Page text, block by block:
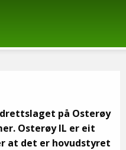
på Osterøy
Osterøy IL er eit
at det er hovudstyret